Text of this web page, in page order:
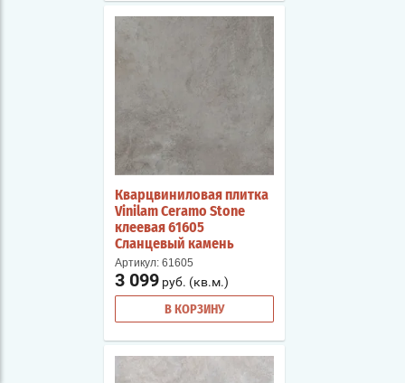
Кварцвиниловая плитка
Vinilam Ceramo Stone
клеевая 61605
Сланцевый камень
Артикул: 61605
3 099 руб. (кв.м.)
В КОРЗИНУ